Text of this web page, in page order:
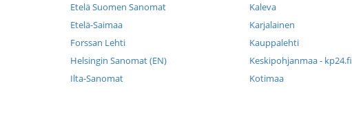
Etelä Suomen Sanomat
Etelä-Saimaa
Forssan Lehti
Helsingin Sanomat (EN)
Ilta-Sanomat
Kaleva
Karjalainen
Kauppalehti
Keskipohjanmaa - kp24.fi
Kotimaa